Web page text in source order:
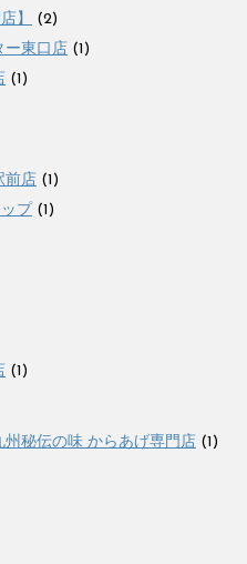
】
(2)
ー東口店 (1)
(1)
前店 (1)
プ (1)
(1)
秘伝の味 からあげ専門店 (1)